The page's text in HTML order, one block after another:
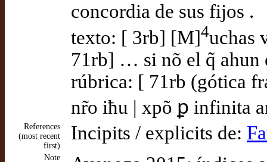
concordia de sus fijos .
texto: [ 3rb] [M]4uchas
71rb] … si nõ el q̃ ahun
rúbrica: [ 71rb (gótica
nr̃o iħu | xpõ ꝑ infinita
References
(most recent
first)
Incipits / explicits de:
Note